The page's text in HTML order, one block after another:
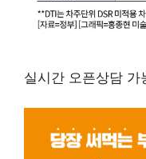
실시간 오픈상담